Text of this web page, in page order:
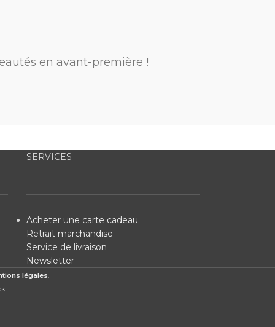
en avant-première !
SERVICES
Acheter une carte cadeau
Retrait marchandise
Service de livraison
Newsletter
légales.